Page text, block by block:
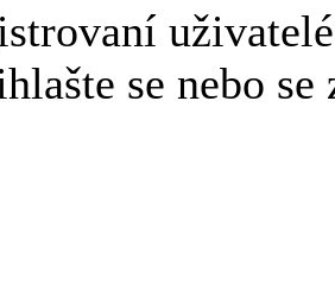
se nebo